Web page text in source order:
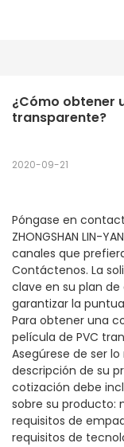
¿Cómo obtener
transparente?
2020-09-21
Póngase en
ZHONGSHAN LIN-
canales que
Contáctenos. La
clave en su plan
garantizar la
Para obtener una
película de PVC
Asegúrese de ser
descripción de su
cotización debe
sobre su producto:
requisitos de
requisitos de